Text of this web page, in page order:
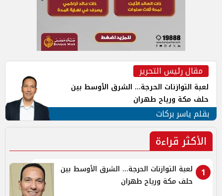
مقال رئيس التحرير
لعبة التوازنات الحرجة... الشرق الأوسط بين
حلف مكة ورياح طهران
بقلم ياسر بركات
الأكثر قراءة
1
لعبة التوازنات الحرجة... الشرق الأوسط بين
حلف مكة ورياح طهران